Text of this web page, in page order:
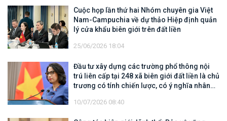
Cuộc họp lần thứ hai Nhóm chuyên gia Việt
Nam-Campuchia về dự thảo Hiệp định quản
lý cửa khẩu biên giới trên đất liền
25/06/2026 18:04
Đầu tư xây dựng các trường phổ thông nội
trú liên cấp tại 248 xã biên giới đất liền là chủ
trương có tính chiến lược, có ý nghĩa nhân
10/07/2026 08:40